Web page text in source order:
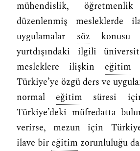
mühendislik,
düzenlenmiş mesleklerde
uygulamalar söz konusu
yurtdışındaki ilgili
mesleklere ilişkin eğitim
Türkiye’ye özgü ders ve
normal eğitim süresi
Türkiye’deki müfredatta
verirse, mezun için
ilave bir eğitim zorunluluğu